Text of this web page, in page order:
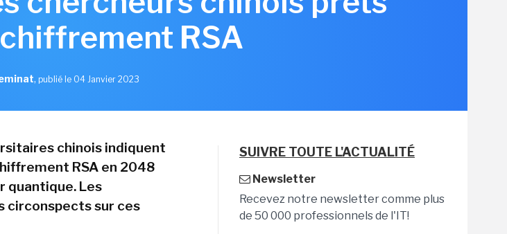
RSA
, publié le 04 Janvier 2023
chinois indiquent
RSA en 2048
quantique. Les
circonspects sur ces
SUIVRE TOUTE L'ACTUALITÉ
Newsletter
Recevez notre newsletter comme plus
de 50 000 professionnels de l'IT!